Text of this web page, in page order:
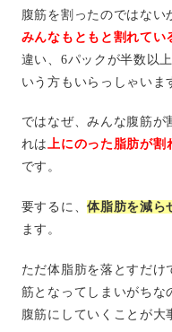
腹筋を割ったのではない
みんなもともと割れてい
違い、6パックが半数以
いう方もいらっしゃいま
ではなぜ、みんな腹筋が
れは上にのった脂肪が割
です。
要するに、体脂肪を減ら
ます。
ただ体脂肪を落とすだけ
筋となってしまいがちな
腹筋にしていくことが大